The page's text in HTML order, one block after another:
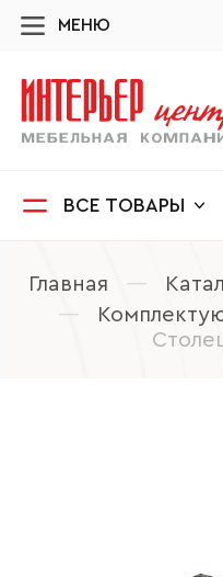
МЕНЮ
ВСЕ ТОВАРЫ
Главная —
—